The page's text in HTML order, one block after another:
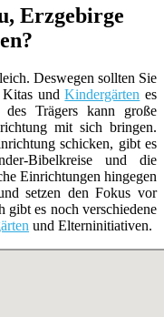
Erzgebirge
Deswegen sollten Sie
Kitas undKindergärten es
Trägers kann große
mit sich bringen.
schicken, gibt es
Bibelkreise und die
Einrichtungen hingegen
setzen den Fokus vor
gibt es noch verschiedene
und Elterninitiativen.